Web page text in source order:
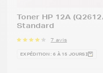
Toner HP 12A
Standard
7 avis
EXPÉDITION : 6 À 15 JOURS